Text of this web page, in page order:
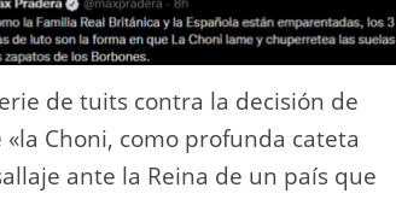
de tuits contra la decisión de
Choni, como profunda cateta
ante la Reina de un país que